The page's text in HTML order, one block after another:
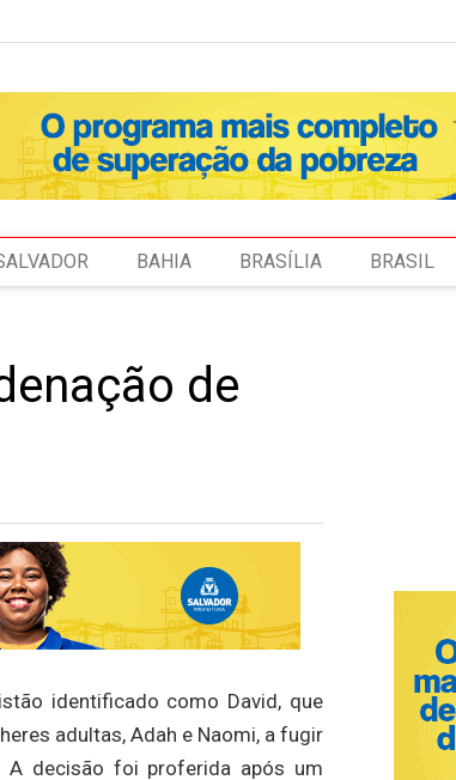
BAHIA BRASÍLIA BRASIL
de
identificado como David, que
adultas, Adah e Naomi, a fugir
A decisão foi proferida após um